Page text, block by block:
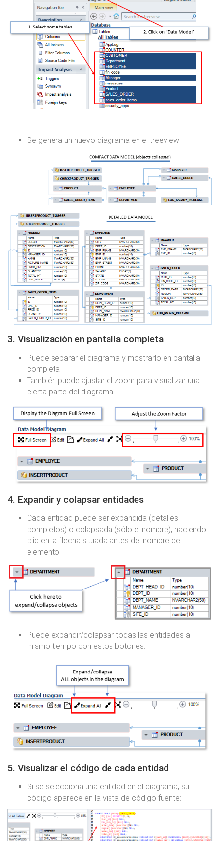
Se genera un nuevo diagrama en el treeview:
3. Visualización en pantalla completa
Puede separar el diagrama y mostrarlo en pantalla
completa
También puede ajustar el zoom para visualizar una
cierta parte del diagrama.
4. Expandir y colapsar entidades
Cada entidad puede ser expandida (detalles
completos) o colapsada (sólo el nombre), haciendo
clic en la flecha situada antes del nombre del
elemento:
Puede expandir/colapsar todas las entidades al
mismo tiempo con estos botones:
5. Visualizar el código de cada entidad
Si se selecciona una entidad en el diagrama, su
código aparece en la vista de código fuente: